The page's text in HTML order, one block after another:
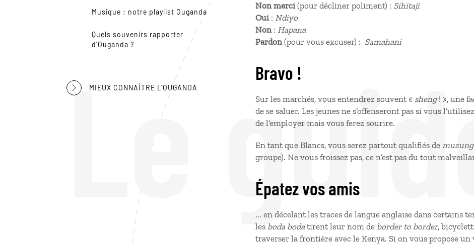
Le
Musique : notre playlist Ouganda
Quels souvenirs rapporter
d'Ouganda ?
MIEUX CONNAÎTRE L'OUGANDA
Non merci (pour décliner poliment) : Sihitaji
Oui : Ndiyo
Non : Hapana
Pardon(pour vous excuser) : Samahani
Bravo !
Sur les marchés, vous entendrez souvent « sheng! », une
de se saluer. Les jeunes ne s’offenseront pas si vous
de l’employer mais vous ferez sourire.
En tant que Blancs, vous serez partout qualifiés de
groupe). Ne vous froissez pas, ce n’est pas du tout
Épatez vos amis
... en décelant les traces de langue anglaise dans certains
les boda boda tirent leur nom de border to border,
traverser la frontière avec le Kenya. Si on vous propose un